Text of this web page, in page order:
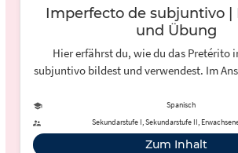
Imperfecto de subjuntivo |
und Übung
Hier erfährst du, wie du das Pretérito
subjuntivo bildest und verwendest. Im
gleich überprüfen.
Spanisch
Sekundarstufe I, Sekundarstufe II,
Zum Inhalt